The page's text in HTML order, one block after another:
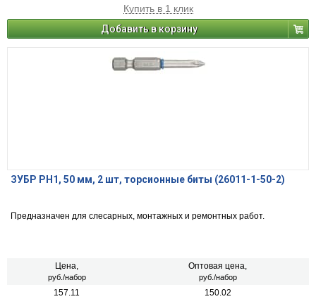
Купить в 1 клик
Добавить в корзину
ЗУБР PH1, 50 мм, 2 шт, торсионные биты (26011-1-50-2)
Предназначен для слесарных, монтажных и ремонтных работ.
Цена,
руб./набор
Оптовая цена,
руб./набор
157.11 150.02